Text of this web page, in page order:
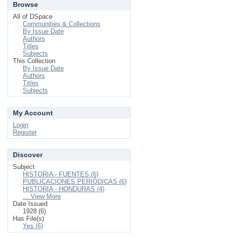
Browse
All of DSpace
Communities & Collections
By Issue Date
Authors
Titles
Subjects
This Collection
By Issue Date
Authors
Titles
Subjects
My Account
Login
Register
Discover
Subject
HISTORIA - FUENTES (6)
PUBLICACIONES PERIÓDICAS (6)
HISTORIA - HONDURAS (4)
... View More
Date Issued
1928 (6)
Has File(s)
Yes (6)